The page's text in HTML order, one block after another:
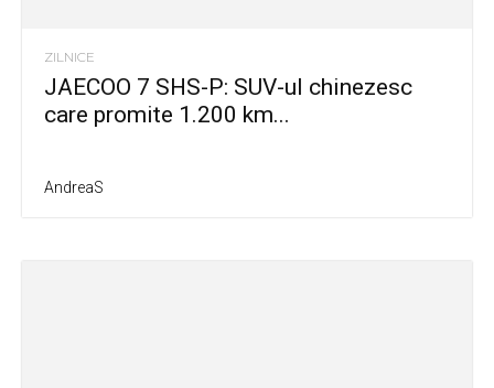
ZILNICE
JAECOO 7 SHS-P: SUV-ul chinezesc
care promite 1.200 km...
AndreaS